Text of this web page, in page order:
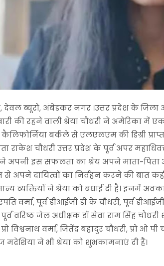
देवल ब्यूरो, अंबेडकर नगर ।उत्तर प्रदेश के
की रहने वाली श्रेया चौधरी ने अमेरिका में एक
बर्कले से एलएलएम की डिग्री
राकेश चौधरी उत्तर प्रदेश के पूर्व अपर
ने अपनी इस सफलता का श्रेय अपने माता-
अपने दायित्वों का निर्वहन करने की बात
व्यक्तियों ने श्रेया को बधाई दी है। इनमें
वर्मा, पूर्व डीआईजी डी के चौधरी, पूर्व
पूर्व वरिष्ठ जेल अधीक्षक डॉ सेवा राम सिंह
प्रो विश्वनाथ वर्मा, जितेंद्र बहादुर चौधरी, प्रो
मदेशिया ने भी श्रेया को शुभकामनाएं दी हैं।